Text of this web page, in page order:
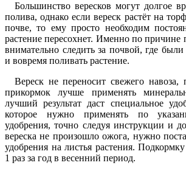
Большинство вересков могут долгое
полива, однако если вереск растёт на
почве, то ему просто необходим
растение пересохнет. Именно по
внимательно следить за почвой, где
и вовремя поливать растение.
Вереск не переносит свежего навоза,
прикормок лучше применять
лучший результат даст специальное
которое нужно применять по
удобрения, точно следуя инструкции и
вереска не произошло ожога, нужно
удобрения на листья растения.
1 раз за год в весенний период.